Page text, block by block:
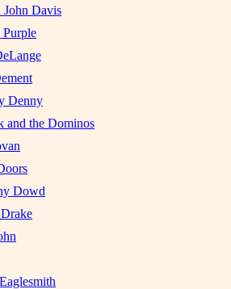
Davis
Purple
Denny
and the Dominos
Dowd